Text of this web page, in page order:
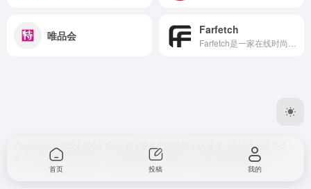
唯品会 Farfetch
Copyright © 2024 8090.Tech. 陕ICP备2022008444号-3
。本站作为收录之
用，不对任何站点负责。若对某些站点存在异议，请联系我们删除。
首页 投稿 我的